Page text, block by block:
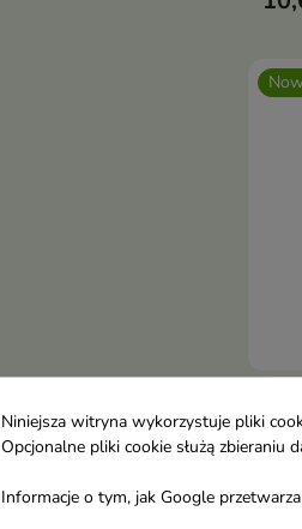
Niniejsza witryna wykorzystuje pliki
Opcjonalne pliki cookie służą
Informacje o tym, jak Google